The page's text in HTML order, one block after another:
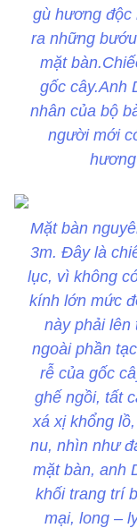
gù hương độc
ra những
mặt
gốc cây.Anh
nhân của bộ
người mới
Mặt bàn
3m. Đây là
lục, vì không
kính lớn mức
này phải lên
ngoài phần
rễ của gốc
ghế ngồi, tất
xá xị khổng
nu, nhìn như
mặt bàn, anh
khối trang trí
mại, long –